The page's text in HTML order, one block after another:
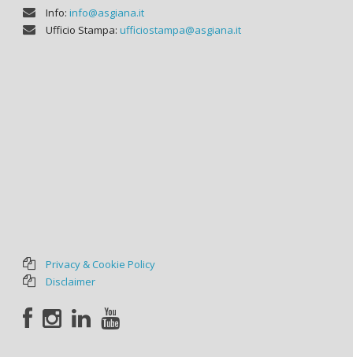
Info: info@asgiana.it
Ufficio Stampa: ufficiostampa@asgiana.it
Privacy & Cookie Policy
Disclaimer